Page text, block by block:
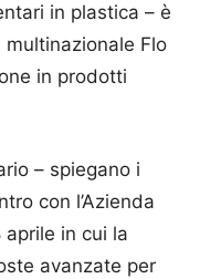
in plastica – è
Flo
in prodotti
– spiegano i
con l’Azienda
aprile in cui la
avanzate per